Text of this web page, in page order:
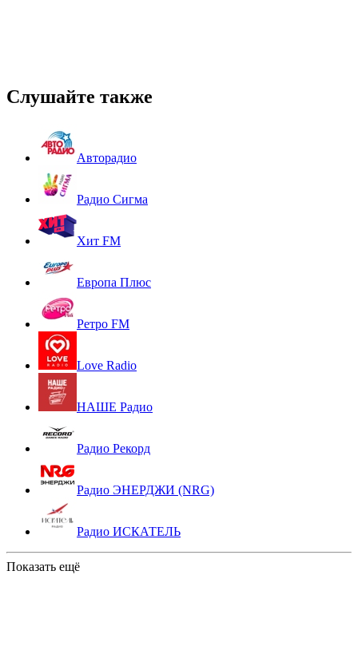
Слушайте также
Авторадио
Радио Сигма
Хит FM
Европа Плюс
Ретро FM
Love Radio
НАШЕ Радио
Радио Рекорд
Радио ЭНЕРДЖИ (NRG)
Радио ИСКАТЕЛЬ
Показать ещё